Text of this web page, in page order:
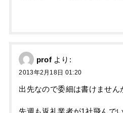
prof より:
2013年2月18日 01:20
出先なので委細は書けません